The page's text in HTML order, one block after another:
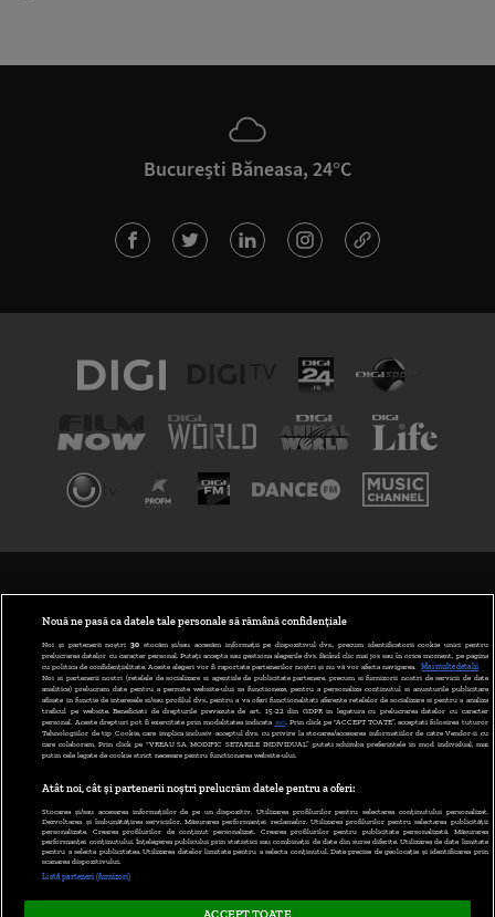
București Băneasa, 24°C
ABONARE DIGI TV
GESTIONAȚI PREFERINȚELE
CODUL DIGI24
CAMERE WEB
CONTACT/INFO
Nouă ne pasă ca datele tale personale să rămână confidențiale
Noi și partenerii noștri 30stocăm și/sau accesăm informații pe dispozitivul dvs., precum identificatorii cookie unici pentru
prelucrarea datelor cu caracter personal. Puteți accepta sau gestiona alegerile dvs. făcând clic mai jos sau în orice moment, pe pagina
cu politica de confidențialitate. Aceste alegeri vor fi raportate partenerilor noștri și nu vă vor afecta navigarea.
Mai multe detalii
Noi si partenerii nostri (retelele de socializare si agentiile de publicitate partenere, precum si furnizorii nostri de servicii de date
analitice) prelucram date pentru a permite website-ului sa functioneze, pentru a personaliza continutul si anunturile publicitare
afisate in functie de interesele si/sau profilul dvs., pentru a va oferi functionalitati aferente retelelor de socializare si pentru a analiza
traficul pe website. Beneficiati de drepturile prevazute de art. 15-22 din GDPR in legatura cu prelucrarea datelor cu caracter
personal. Aceste drepturi pot fi exercitate prin modalitatea indicata aici. Prin click pe “ACCEPT TOATE”, acceptati folosirea tuturor
Tehnologiilor de tip Cookie, care implica inclusiv acceptul dvs. cu privire la stocarea/accesarea informatiilor de catre Vendor-ii cu
care colaboram. Prin click pe “VREAU SA MODIFIC SETARILE INDIVIDUAL” puteti schimba preferintele in mod individual, mai
putin cele legate de cookie strict necesare pentru functionarea website-ului.
Atât noi, cât și partenerii noștri prelucrăm datele pentru a oferi:
Stocarea și/sau accesarea informațiilor de pe un dispozitiv. Utilizarea profilurilor pentru selectarea conținutului personalizat.
Dezvoltarea și îmbunătățirea serviciilor. Măsurarea performanței reclamelor. Utilizarea profilurilor pentru selectarea publicității
personalizate. Crearea profilurilor de conținut personalizat. Crearea profilurilor pentru publicitate personalizată. Măsurarea
performanței conținutului. Înțelegerea publicului prin statistici sau combinații de date din surse diferite. Utilizarea de date limitate
pentru a selecta publicitatea. Utilizarea datelor limitate pentru a selecta conținutul. Date precise de geolocație și identificarea prin
scanarea dispozitivului.
Listă parteneri (furnizori)
ACCEPT TOATE